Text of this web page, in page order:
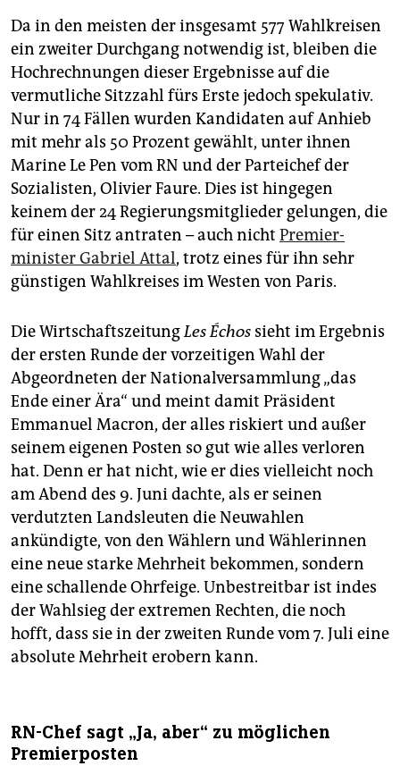
Da in den meisten der insgesamt 577 Wahlkreisen
ein zweiter Durchgang notwendig ist, bleiben die
Hochrechnungen dieser Ergebnisse auf die
vermutliche Sitzzahl fürs Erste jedoch spekulativ.
Nur in 74 Fällen wurden Kandidaten auf Anhieb
mit mehr als 50 Prozent gewählt, unter ihnen
Marine Le Pen vom RN und der Parteichef der
Sozialisten, Olivier Faure. Dies ist hingegen
keinem der 24 Regierungsmitglieder gelungen, die
für einen Sitz antraten – auch nicht Premier­
minister Gabriel Attal, trotz eines für ihn sehr
günstigen Wahlkreises im Westen von Paris.
Die WirtschaftszeitungLes Échos sieht im Ergebnis
der ersten Runde der vorzeitigen Wahl der
Abgeordneten der Nationalversammlung „das
Ende einer Ära“ und meint damit Präsident
Emmanuel Macron, der alles riskiert und außer
seinem eigenen Posten so gut wie alles verloren
hat. Denn er hat nicht, wie er dies vielleicht noch
am Abend des 9. Juni dachte, als er seinen
verdutzten Landsleuten die Neuwahlen
ankündigte, von den Wählern und Wählerinnen
eine neue starke Mehrheit bekommen, sondern
eine schallende Ohrfeige. Unbestreitbar ist indes
der Wahlsieg der extremen Rechten, die noch
hofft, dass sie in der zweiten Runde vom 7. Juli eine
absolute Mehrheit erobern kann.
RN-Chef sagt „Ja, aber“ zu möglichen
Premierposten